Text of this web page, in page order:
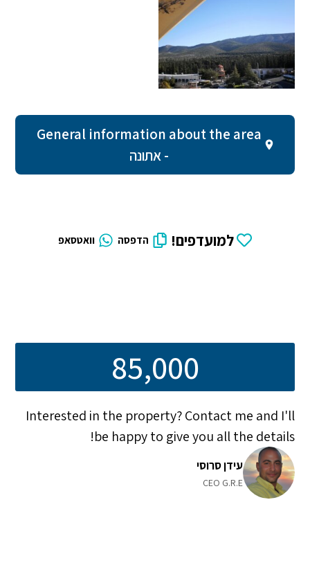
General information about the area
- אתונה
למועדפים! הדפסה וואטסאפ
85,000
Interested in the property? Contact me and I'll
be happy to give you all the details!
עידן סרוסי
CEO G.R.E